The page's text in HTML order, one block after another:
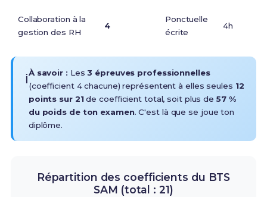
Collaboration à la
gestion des RH
4
Ponctuelle
écrite
4h
ℹ️À savoir : Les3 épreuves professionnelles
(coefficient 4 chacune) représentent à elles seules 12
points sur 21de coefficient total, soit plus de 57 %
du poids de ton examen. C'est là que se joue ton
diplôme.
Répartition des coefficients du BTS
SAM (total : 21)